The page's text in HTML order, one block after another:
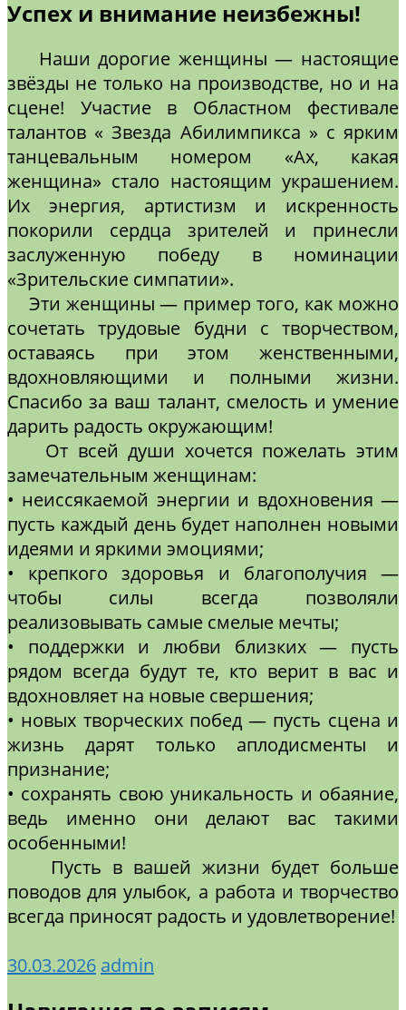
Успех и внимание неизбежны!
Наши дорогие женщины — настоящие
звёзды не только на производстве, но и на
сцене! Участие в Областном фестивале
талантов « Звезда Абилимпикса » с ярким
танцевальным номером «Ах, какая
женщина» стало настоящим украшением.
Их энергия, артистизм и искренность
покорили сердца зрителей и принесли
заслуженную победу в номинации
«Зрительские симпатии».
Эти женщины — пример того, как можно
сочетать трудовые будни с творчеством,
оставаясь при этом женственными,
вдохновляющими и полными жизни.
Спасибо за ваш талант, смелость и умение
дарить радость окружающим!
От всей души хочется пожелать этим
замечательным женщинам:
• неиссякаемой энергии и вдохновения —
пусть каждый день будет наполнен новыми
идеями и яркими эмоциями;
• крепкого здоровья и благополучия —
чтобы силы всегда позволяли
реализовывать самые смелые мечты;
• поддержки и любви близких — пусть
рядом всегда будут те, кто верит в вас и
вдохновляет на новые свершения;
• новых творческих побед — пусть сцена и
жизнь дарят только аплодисменты и
признание;
• сохранять свою уникальность и обаяние,
ведь именно они делают вас такими
особенными!
Пусть в вашей жизни будет больше
поводов для улыбок, а работа и творчество
всегда приносят радость и удовлетворение!
30.03.2026 admin